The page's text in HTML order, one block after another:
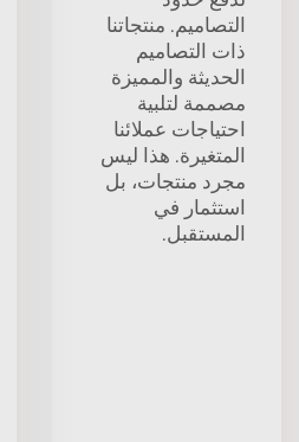
التصاميم. منتجاتنا
ذات التصاميم
الحديثة والمميزة
مصممة لتلبية
احتياجات عملائنا
المتغيرة. هذا ليس
مجرد منتجات، بل
استثمار في
المستقبل.